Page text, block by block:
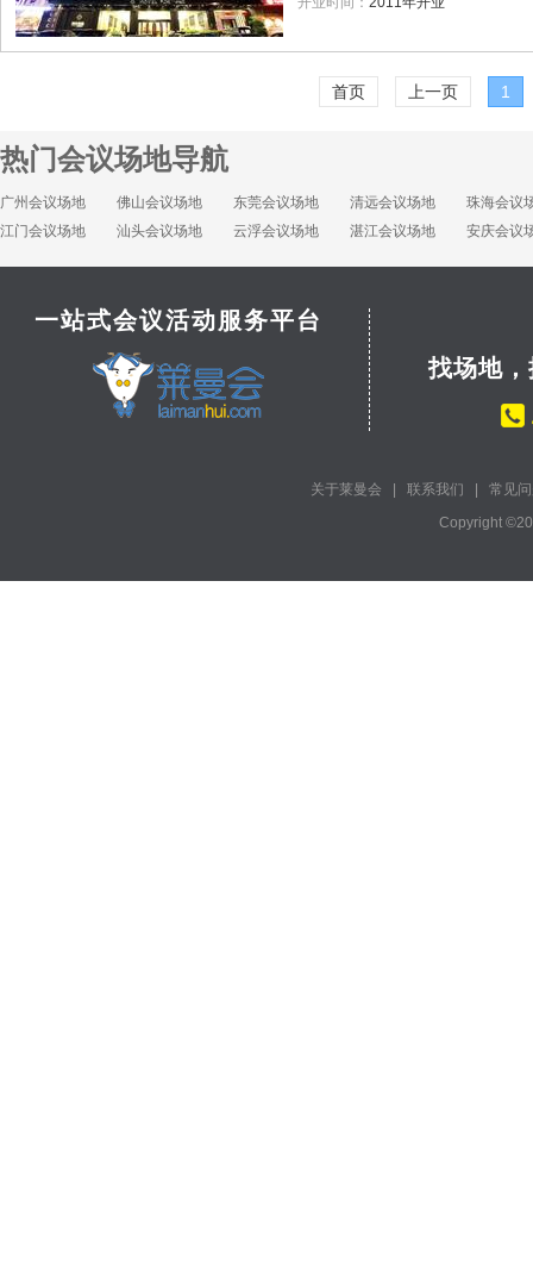
首页 上一页 1
热门会议场地导航
广州会议场地 佛山会议场地 东莞会议场地 清远会议场地
珠海会议
江门会议场地
汕头会议场地 云浮会议场地 湛江会议场地 安庆会议
一站式会议活动服务平台
找场地
关于莱曼会 联系我们
常见
Copyright